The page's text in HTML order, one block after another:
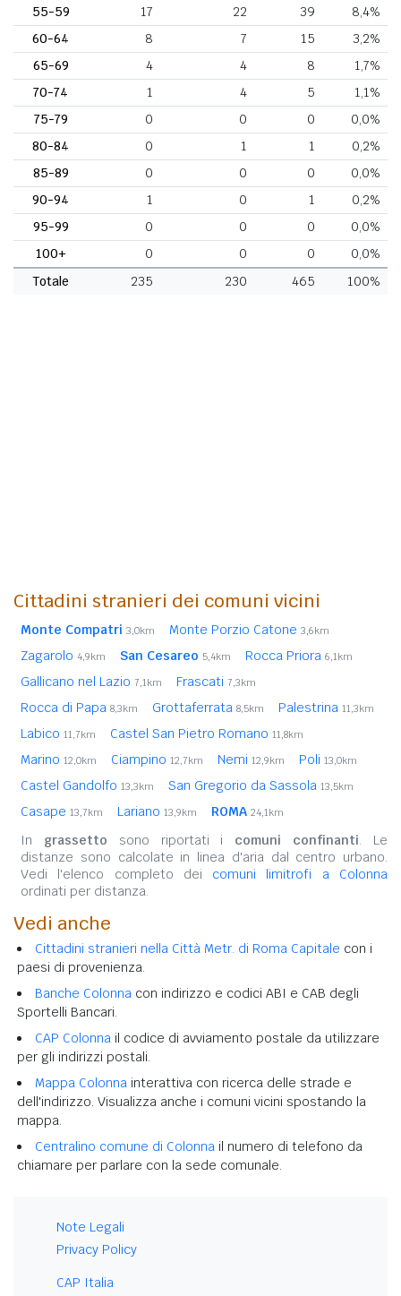
55-59
17 22 39
8,4%
60-64
8 7 15
3,2%
65-69
4 4 8
1,7%
70-74
1 4 5
1,1%
75-79
0 0 0
0,0%
80-84
0 1 1
0,2%
85-89
0 0 0
0,0%
90-94
1 0 1
0,2%
95-99
0 0 0
0,0%
100+
0 0 0
0,0%
Totale
235 230 465 100%
Cittadini stranieri dei comuni vicini
Monte Compatri 3,0km Monte Porzio Catone 3,6km
Zagarolo 4,9km San Cesareo 5,4km Rocca Priora 6,1km
Gallicano nel Lazio 7,1km Frascati 7,3km
Rocca di Papa 8,3km Grottaferrata 8,5km Palestrina 11,3km
Labico 11,7km Castel San Pietro Romano 11,8km
Marino 12,0km Ciampino 12,7km Nemi 12,9km Poli 13,0km
Castel Gandolfo 13,3km San Gregorio da Sassola 13,5km
Casape 13,7km Lariano 13,9km ROMA 24,1km
In grassetto sono riportati i comuni confinanti. Le
distanze sono calcolate in linea d'aria dal centro urbano.
Vedi l'elenco completo dei comuni limitrofi a Colonna
ordinati per distanza.
Vedi anche
Cittadini stranieri nella Città Metr. di Roma Capitale con i
paesi di provenienza.
Banche Colonna con indirizzo e codici ABI e CAB degli
Sportelli Bancari.
CAP Colonna il codice di avviamento postale da utilizzare
per gli indirizzi postali.
Mappa Colonna interattiva con ricerca delle strade e
dell'indirizzo. Visualizza anche i comuni vicini spostando la
mappa.
Centralino comune di Colonna il numero di telefono da
chiamare per parlare con la sede comunale.
Note Legali
Privacy Policy
CAP Italia